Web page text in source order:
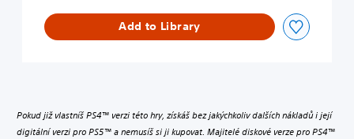
Add to Library
Pokud již vlastníš PS4™ verzi této hry, získáš bez jakýchkoliv dalších nákladů i její
digitální verzi pro PS5™ a nemusíš si ji kupovat. Majitelé diskové verze pro PS4™